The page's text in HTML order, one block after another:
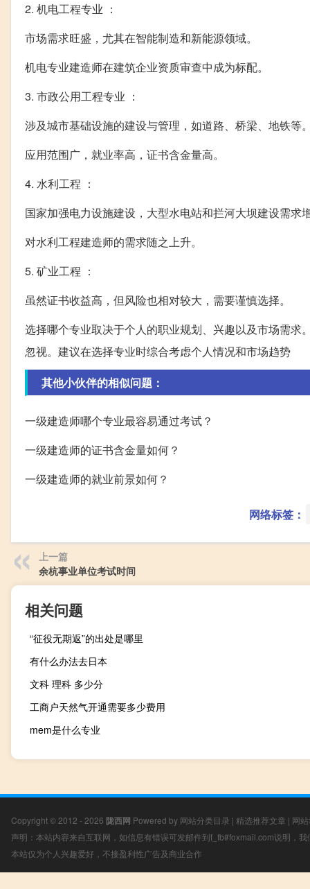
2. 机电工程专业 ：
市场需求旺盛，尤其在智能制造和新能源领域。
机电专业建造师在建筑企业资质审查中成为标配。
3. 市政公用工程专业 ：
涉及城市基础设施的建设与管理，如道路、桥梁、地铁等。
应用范围广，就业率高，证书含金量高。
4. 水利工程 ：
国家加强电力设施建设，大型水电站和拦河大坝建设需求增
对水利工程建造师的需求随之上升。
5. 矿业工程 ：
虽然证书收益高，但风险也相对较大，需要谨慎选择。
选择哪个专业取决于个人的职业规划、兴趣以及市场需
忽视。建议在选择专业时综合考虑个人情况和市场趋势
其他小伙伴的相似问题：
一级建造师哪个专业最容易通过考试？
一级建造师的证书含金量如何？
一级建造师的就业前景如何？
网络标签：
上一篇
余杭事业单位考试时间
相关问题
“征役无期返”的出处是哪里
有什么办法去日本
文科 理科 多少分
工商户天然气开通需要多少费用
mem是什么专业
Copyright © 2012 - 2026 陇西网 Powered by 网站分类目录 | 精选推荐文章 | 网
声明：本站内容来自互联网，如信息有错误可发邮件到f_fb#foxmail.com说明，
本站仅为个人兴趣爱好，不接盈利性广告及商业合作